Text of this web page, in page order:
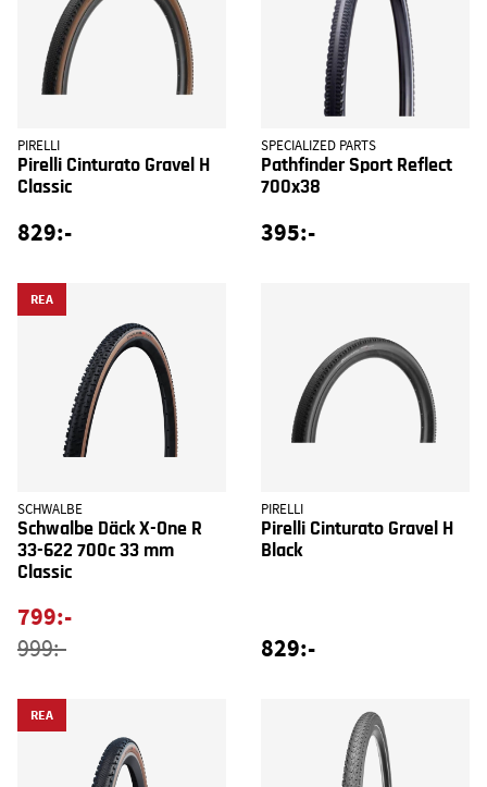
PIRELLI
Pirelli Cinturato Gravel H
Classic
829:-
SPECIALIZED PARTS
Pathfinder Sport Reflect
700x38
395:-
REA
SCHWALBE
Schwalbe Däck X-One R
33-622 700c 33 mm
Classic
799:-
999:-
PIRELLI
Pirelli Cinturato Gravel H
Black
829:-
REA